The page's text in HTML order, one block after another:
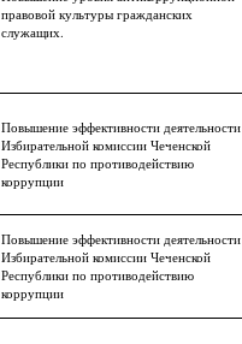
правовой культуры гражданских
служащих.
Повышение эффективности деятельности
Избирательной комиссии Чеченской
Республики по противодействию
коррупции
Повышение эффективности деятельности
Избирательной комиссии Чеченской
Республики по противодействию
коррупции